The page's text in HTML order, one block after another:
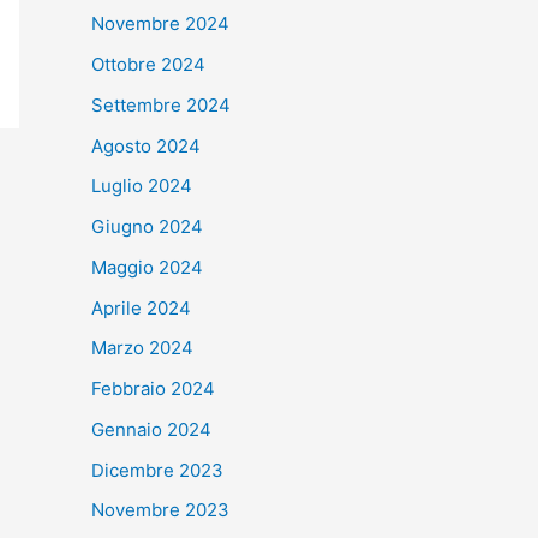
Novembre 2024
Ottobre 2024
Settembre 2024
Agosto 2024
Luglio 2024
Giugno 2024
Maggio 2024
Aprile 2024
Marzo 2024
Febbraio 2024
Gennaio 2024
Dicembre 2023
Novembre 2023